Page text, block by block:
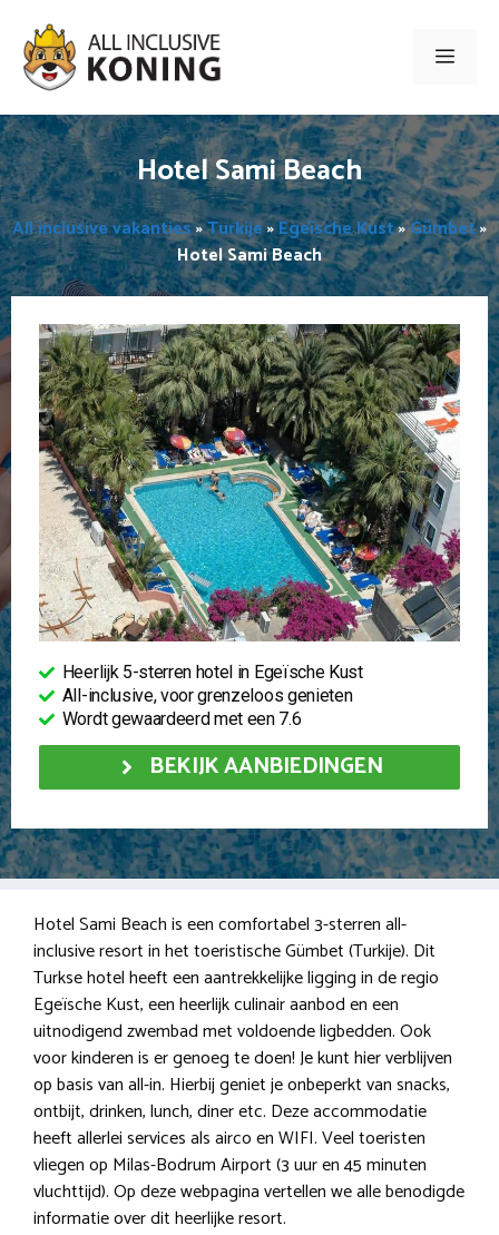
naar
inhoud
Menu
Hotel Sami Beach
All inclusive vakanties»Turkije»Egeïsche Kust»Gümbet»
Hotel Sami Beach
Heerlijk 5-sterren hotel in Egeïsche Kust
All-inclusive, voor grenzeloos genieten
Wordt gewaardeerd met een 7.6
BEKIJK AANBIEDINGEN
Hotel Sami Beach is een comfortabel 3-sterren all-
inclusive resort in het toeristische Gümbet (Turkije). Dit
Turkse hotel heeft een aantrekkelijke ligging in de regio
Egeïsche Kust, een heerlijk culinair aanbod en een
uitnodigend zwembad met voldoende ligbedden. Ook
voor kinderen is er genoeg te doen! Je kunt hier verblijven
op basis van all-in. Hierbij geniet je onbeperkt van snacks,
ontbijt, drinken, lunch, diner etc. Deze accommodatie
heeft allerlei services als airco en WIFI. Veel toeristen
vliegen op Milas-Bodrum Airport (3 uur en 45 minuten
vluchttijd). Op deze webpagina vertellen we alle benodigde
informatie over dit heerlijke resort.